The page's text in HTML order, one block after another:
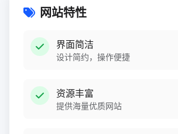
网站特性
界面简洁
设计简约，操作便捷
资源丰富
提供海量优质网站